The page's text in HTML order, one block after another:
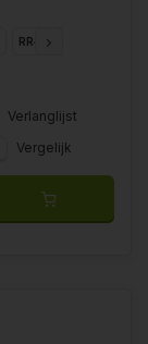
RR4000 - Premium -
Verlanglijst
Vergelijk